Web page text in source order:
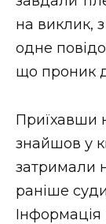
НОВИНИ
ВІДЕО
на виклик,
одне
що проник
Приїхавши
знайшов у
затримали
раніше